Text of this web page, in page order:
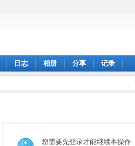
日志 相册 分享 记录
您需要先登录才能继续本操作